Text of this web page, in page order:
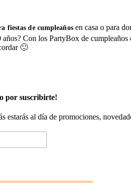
fiestas de cumpleaños en casa o para
Con los PartyBox de
🙂
por suscribirte!
estarás al día de promociones,